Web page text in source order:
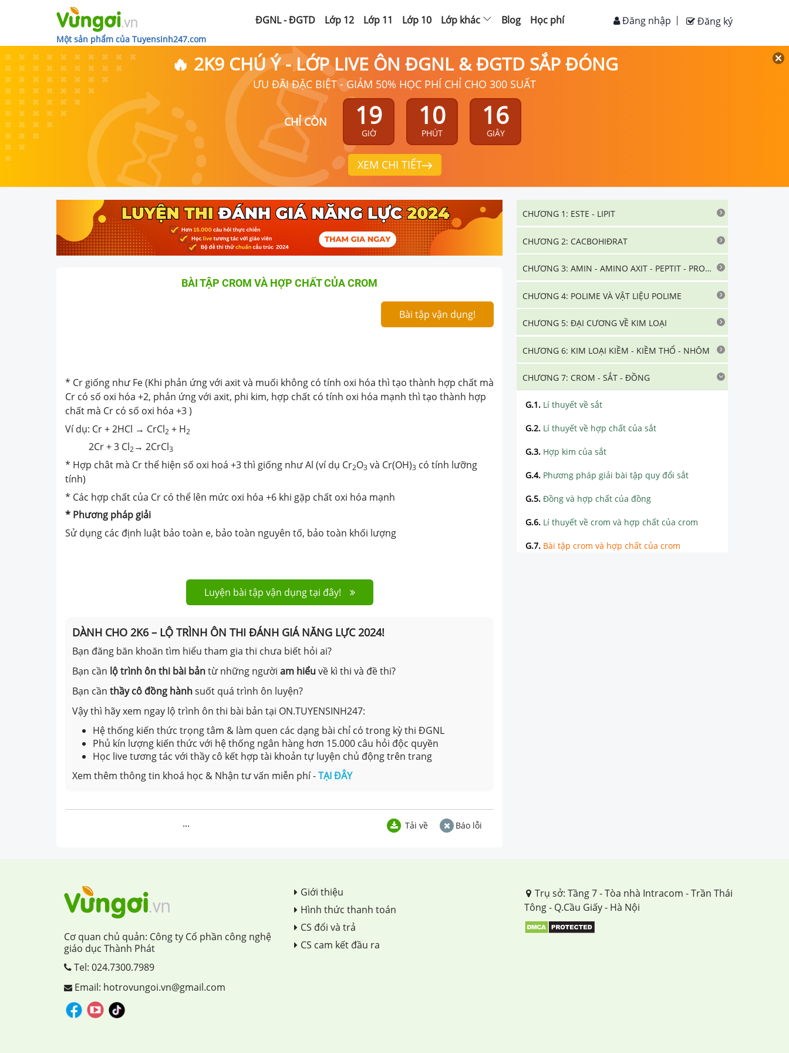
Một sản phẩm của Tuyensinh247.com
ĐGNL - ĐGTD Lớp 12 Lớp 11 Lớp 10 Lớp khác Blog Học phí Đăng ký
Đăng nhập
🔥 2K9 CHÚ Ý - LỚP LIVE ÔN ĐGNL & ĐGTD SẮP ĐÓNG
ƯU ĐÃI ĐẶC BIỆT - GIẢM 50% HỌC PHÍ CHỈ CHO 300 SUẤT
CHỈ CÒN 19
GIỜ
10
PHÚT
16
GIÂY
XEM CHI TIẾT
BÀI TẬP CROM VÀ HỢP CHẤT CỦA CROM
Bài tập vận dụng!
* Cr giống như Fe (Khi phản ứng với axit và muối không có tính oxi hóa thì tạo thành hợp chất mà
Cr có số oxi hóa +2, phản ứng với axit, phi kim, hợp chất có tính oxi hóa mạnh thì tạo thành hợp
chất mà Cr có số oxi hóa +3 )
Ví dụ: Cr + 2HCl → CrCl2 + H2
2Cr + 3 Cl2→ 2CrCl3
* Hợp chât mà Cr thể hiện số oxi hoá +3 thì giống như Al (ví dụ Cr2O3 và Cr(OH)3 có tính lưỡng
tính)
* Các hợp chất của Cr có thể lên mức oxi hóa +6 khi gặp chất oxi hóa mạnh
* Phương pháp giải
Sử dụng các định luật bảo toàn e, bảo toàn nguyên tố, bảo toàn khối lượng
Luyện bài tập vận dụng tại đây!
DÀNH CHO 2K6 – LỘ TRÌNH ÔN THI ĐÁNH GIÁ NĂNG LỰC 2024!
Bạn đăng băn khoăn tìm hiểu tham gia thi chưa biết hỏi ai?
Bạn cần lộ trình ôn thi bài bảntừ những người am hiểuvề kì thi và đề thi?
Bạn cần thầy cô đồng hànhsuốt quá trình ôn luyện?
Vậy thì hãy xem ngay lộ trình ôn thi bài bản tại ON.TUYENSINH247:
Hệ thống kiến thức trọng tâm & làm quen các dạng bài chỉ có trong kỳ thi ĐGNL
Phủ kín lượng kiến thức với hệ thống ngân hàng hơn 15.000 câu hỏi độc quyền
Học live tương tác với thầy cô kết hợp tài khoản tự luyện chủ động trên trang
Xem thêm thông tin khoá học & Nhận tư vấn miễn phí -TẠI ĐÂY
... Tải về Báo lỗi
CHƯƠNG 1: ESTE - LIPIT
CHƯƠNG 2: CACBOHIĐRAT
CHƯƠNG 3: AMIN - AMINO AXIT - PEPTIT - PROTEIN
CHƯƠNG 4: POLIME VÀ VẬT LIỆU POLIME
CHƯƠNG 5: ĐẠI CƯƠNG VỀ KIM LOẠI
CHƯƠNG 6: KIM LOẠI KIỀM - KIỀM THỔ - NHÔM
CHƯƠNG 7: CROM - SẮT - ĐỒNG
G.1. Lí thuyết về sắt
G.2. Lí thuyết về hợp chất của sắt
G.3. Hợp kim của sắt
G.4. Phương pháp giải bài tập quy đổi sắt
G.5. Đồng và hợp chất của đồng
G.6. Lí thuyết về crom và hợp chất của crom
G.7. Bài tập crom và hợp chất của crom
Cơ quan chủ quản: Công ty Cổ phần công nghệ
giáo dục Thành Phát
Tel: 024.7300.7989
Email: hotrovungoi.vn@gmail.com
Giới thiệu
Hình thức thanh toán
CS đổi và trả
CS cam kết đầu ra
Trụ sở: Tầng 7 - Tòa nhà Intracom - Trần Thái
Tông - Q.Cầu Giấy - Hà Nội